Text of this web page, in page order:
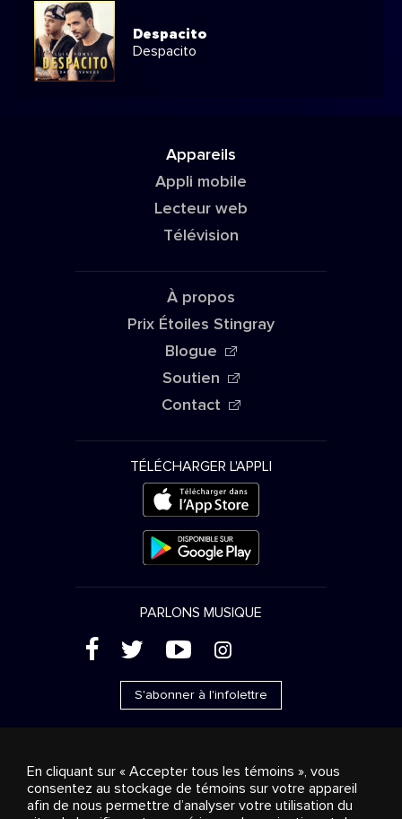
Despacito
Despacito
Appareils
Appli mobile
Lecteur web
Télévision
À propos
Prix Étoiles Stingray
Blogue
Soutien
Contact
TÉLÉCHARGER L'APPLI
PARLONS MUSIQUE
( ' + &
S'abonner à l'infolettre
Ventes publicitaires
Diffusion & distribution
Consommateurs
Solutions d’affaires Radio
En cliquant sur « Accepter tous les témoins », vous
consentez au stockage de témoins sur votre appareil
afin de nous permettre d’analyser votre utilisation du